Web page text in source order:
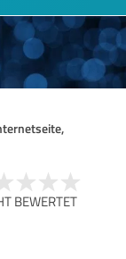
BEWERTET